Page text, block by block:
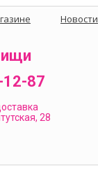
Новости
12-87
28